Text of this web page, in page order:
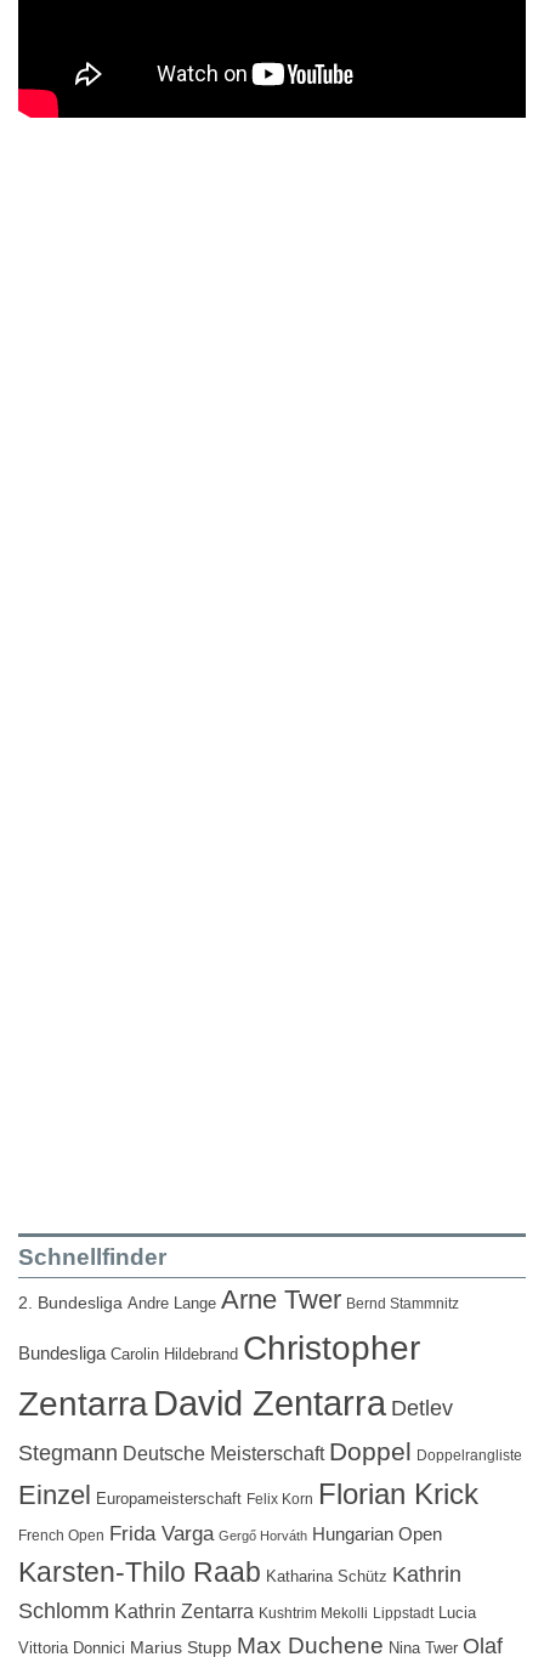
Schnellfinder
2. Bundesliga Andre Lange Arne Twer Bernd Stammnitz
Bundesliga Carolin Hildebrand Christopher
ZentarraDavid Zentarra Detlev
Stegmann Deutsche Meisterschaft Doppel Doppelrangliste
Einzel Europameisterschaft Felix Korn Florian Krick
French Open Frida Varga Gergő Horváth Hungarian Open
Karsten-Thilo Raab Katharina Schütz Kathrin
Schlomm Kathrin Zentarra Kushtrim Mekolli Lippstadt
Lucia
Vittoria Donnici Marius Stupp Max Duchene Nina Twer Olaf